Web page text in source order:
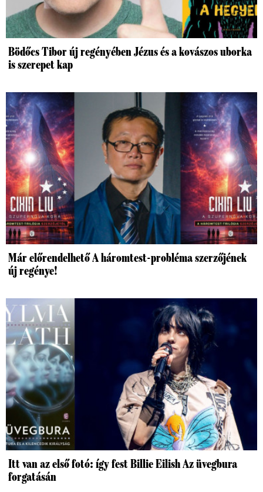
Bödőcs Tibor új regényében Jézus és a kovászos uborka
is szerepet kap
Már előrendelhető A háromtest-probléma szerzőjének
új regénye!
Itt van az első fotó: így fest Billie Eilish Az üvegbura
forgatásán